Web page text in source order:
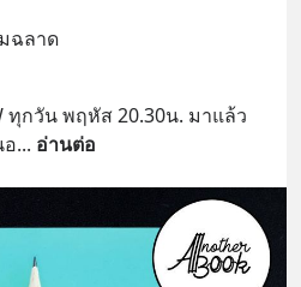
ฉลาด
ทุกวัน พฤหัส 20.30น. มาแล้ว
... อ่านต่อ